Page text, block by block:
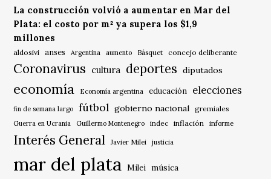
La construcción volvió a aumentar en Mar del
Plata: el costo por m² ya supera los $1,9
millones
aldosivi anses Argentina aumento Básquet concejo deliberante
Coronavirus cultura deportes diputados
economía Economía argentina educación elecciones
fin de semana largo fútbol gobierno nacional gremiales
Guerra en Ucrania Guillermo Montenegro indec inflación informe
Interés General Javier Milei justicia
mar del plata Milei música